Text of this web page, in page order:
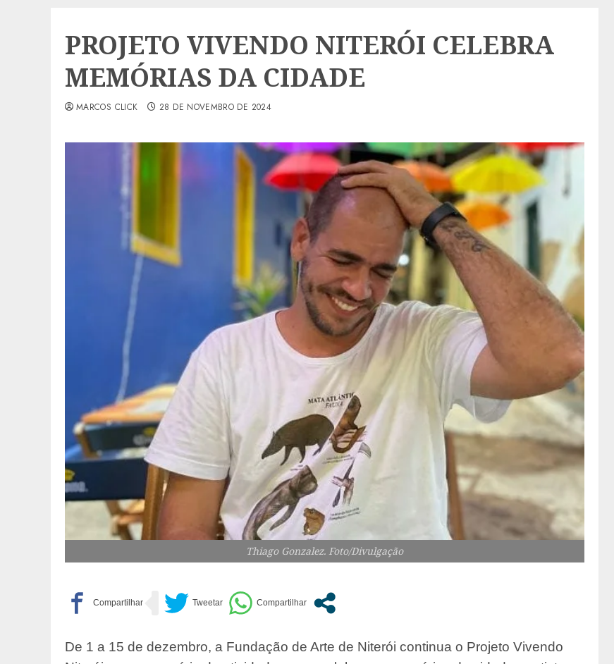
PROJETO VIVENDO NITERÓI CELEBRA
MEMÓRIAS DA CIDADE
MARCOS CLICK 28 DE NOVEMBRO DE 2024
Thiago Gonzalez. Foto/Divulgação
De 1 a 15 de dezembro, a Fundação de Arte de Niterói continua o Projeto Vivendo